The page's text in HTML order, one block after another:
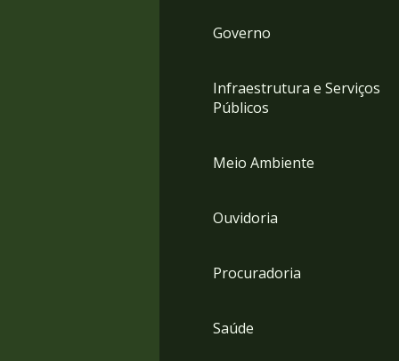
Governo
Infraestrutura e Serviços
Públicos
Meio Ambiente
Ouvidoria
Procuradoria
Saúde